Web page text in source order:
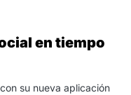
en tiempo
su nueva aplicación